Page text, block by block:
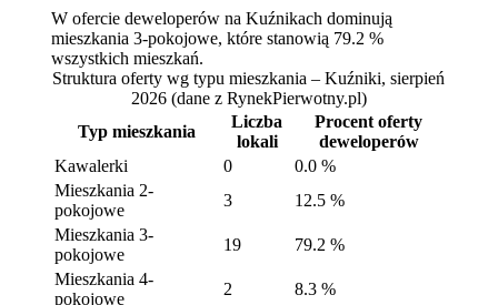
W ofercie deweloperów na Kuźnikach dominują
mieszkania 3-pokojowe, które stanowią 79.2 %
wszystkich mieszkań.
Struktura oferty wg typu mieszkania – Kuźniki, sierpień
2026 (dane z RynekPierwotny.pl)
Typ mieszkania
Liczba
lokali
Procent oferty
deweloperów
Kawalerki
0
0.0 %
Mieszkania 2-
pokojowe
3
12.5 %
Mieszkania 3-
pokojowe
19
79.2 %
Mieszkania 4-
pokojowe
2
8.3 %